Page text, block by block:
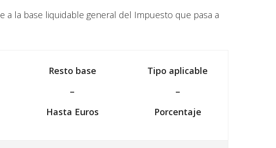
a la base liquidable general del Impuesto que pasa a
Resto base
–
Hasta Euros
Tipo aplicable
–
Porcentaje